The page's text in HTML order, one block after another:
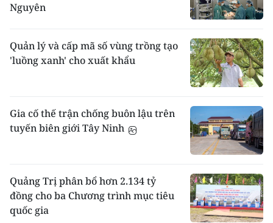
Nguyên
Quản lý và cấp mã số vùng trồng tạo
'luồng xanh' cho xuất khẩu
Gia cố thế trận chống buôn lậu trên
tuyến biên giới Tây Ninh
Quảng Trị phân bổ hơn 2.134 tỷ
đồng cho ba Chương trình mục tiêu
quốc gia